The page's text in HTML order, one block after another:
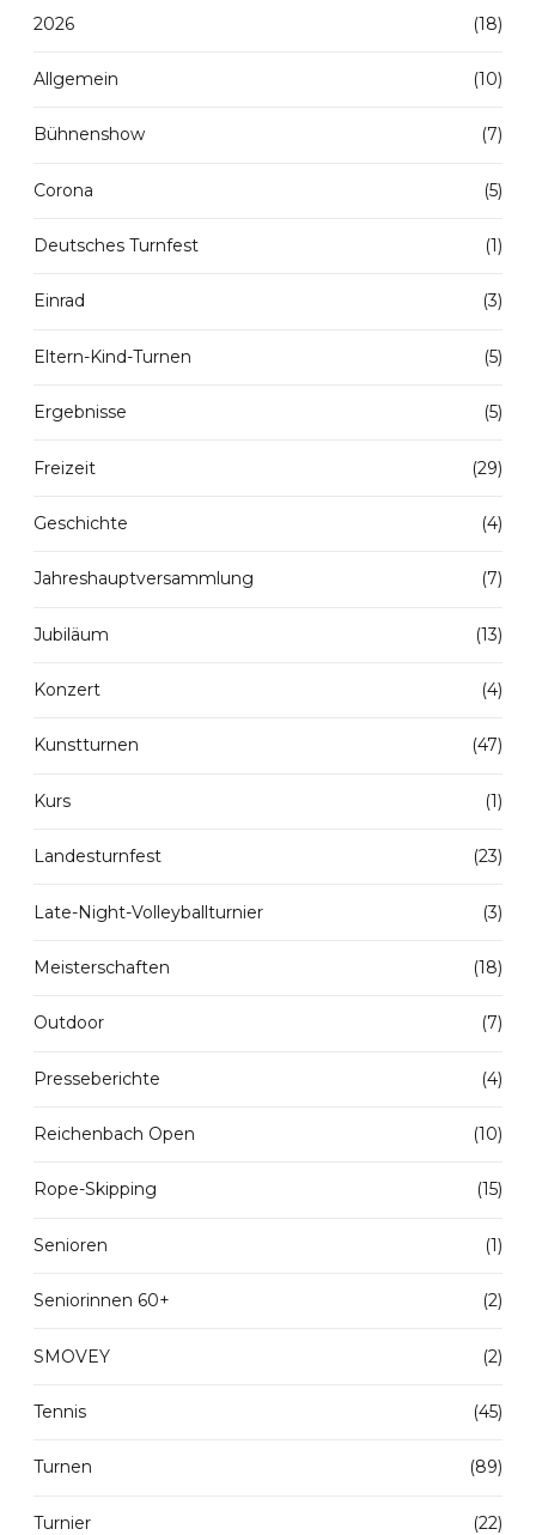
2026 (18)
Allgemein (10)
Bühnenshow (7)
Corona (5)
Deutsches Turnfest (1)
Einrad (3)
Eltern-Kind-Turnen (5)
Ergebnisse (5)
Freizeit (29)
Geschichte (4)
Jahreshauptversammlung (7)
Jubiläum (13)
Konzert (4)
Kunstturnen (47)
Kurs (1)
Landesturnfest (23)
Late-Night-Volleyballturnier (3)
Meisterschaften (18)
Outdoor (7)
Presseberichte (4)
Reichenbach Open (10)
Rope-Skipping (15)
Senioren (1)
Seniorinnen 60+ (2)
SMOVEY (2)
Tennis (45)
Turnen (89)
Turnier (22)